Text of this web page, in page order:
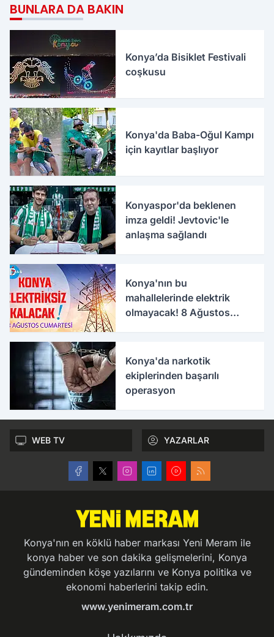
BUNLARA DA BAKIN
Konya’da Bisiklet Festivali
coşkusu
Konya'da Baba-Oğul Kampı
için kayıtlar başlıyor
Konyaspor'da beklenen
imza geldi! Jevtovic'le
anlaşma sağlandı
Konya'nın bu
mahallelerinde elektrik
olmayacak! 8 Ağustos
Konya'da narkotik
ekiplerinden başarılı
operasyon
WEB TV YAZARLAR
Konya'nın en köklü haber markası Yeni Meram ile
konya haber ve son dakika gelişmelerini, Konya
gündeminden köşe yazılarını ve Konya politika ve
ekonomi haberlerini takip edin.
www.yenimeram.com.tr